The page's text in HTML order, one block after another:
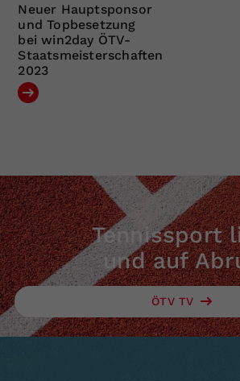
Neuer Hauptsponsor
und Topbesetzung
bei win2day ÖTV-
Staatsmeisterschaften
2023
Tennissport
und auf
ÖTV TV